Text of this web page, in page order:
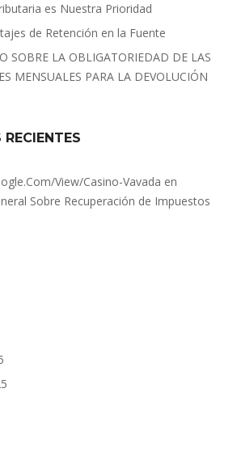
es Nuestra Prioridad
de Retención en la Fuente
SOBRE LA OBLIGATORIEDAD DE LAS
MENSUALES PARA LA DEVOLUCIÓN
view/Casino-Vavada en
Sobre Recuperación de Impuestos